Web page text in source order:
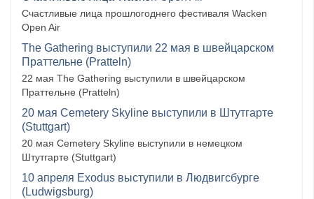
Счастливые лица прошлогоднего фестиваля Wacken
Open Air
The Gathering выступили 22 мая в швейцарском
Праттельне (Pratteln)
22 мая The Gathering выступили в швейцарском
Праттельне (Pratteln)
20 мая Cemetery Skyline выступили в Штутгарте
(Stuttgart)
20 мая Cemetery Skyline выступили в немецком
Штутгарте (Stuttgart)
10 апреля Exodus выступили в Людвигсбурге
(Ludwigsburg)